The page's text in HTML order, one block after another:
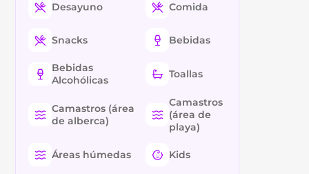
Desayuno Comida
Snacks Bebidas
Bebidas
Alcohólicas
Toallas
Camastros (área
de alberca)
Camastros
(área de
playa)
Áreas húmedas Kids